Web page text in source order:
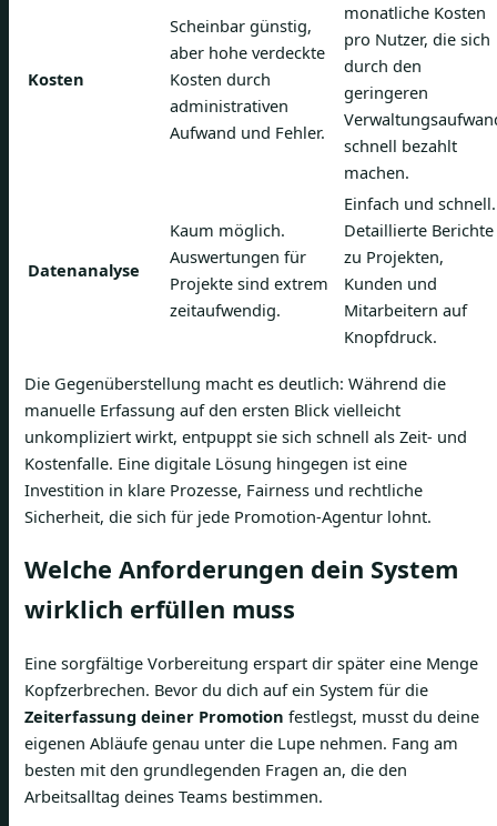
Kosten
Scheinbar günstig,
aber hohe verdeckte
Kosten durch
administrativen
Aufwand und Fehler.
monatliche Kosten
pro Nutzer, die sich
durch den
geringeren
schnell bezahlt
machen.
Datenanalyse
Kaum möglich.
Auswertungen für
Projekte sind extrem
zeitaufwendig.
Einfach und schnell.
Detaillierte Berichte
zu Projekten,
Kunden und
Mitarbeitern auf
Knopfdruck.
Die Gegenüberstellung macht es deutlich: Während die
manuelle Erfassung auf den ersten Blick vielleicht
unkompliziert wirkt, entpuppt sie sich schnell als Zeit- und
Kostenfalle. Eine digitale Lösung hingegen ist eine
Investition in klare Prozesse, Fairness und rechtliche
Sicherheit, die sich für jede Promotion-Agentur lohnt.
Welche Anforderungen dein System
wirklich erfüllen muss
Eine sorgfältige Vorbereitung erspart dir später eine Menge
Kopfzerbrechen. Bevor du dich auf ein System für die
Zeiterfassung deiner Promotion festlegst, musst du deine
eigenen Abläufe genau unter die Lupe nehmen. Fang am
besten mit den grundlegenden Fragen an, die den
Arbeitsalltag deines Teams bestimmen.